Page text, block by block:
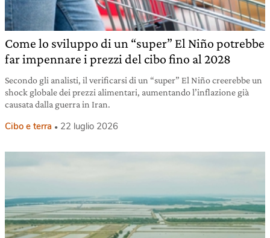
Come lo sviluppo di un “super” El Niño potrebbe
far impennare i prezzi del cibo fino al 2028
Secondo gli analisti, il verificarsi di un “super” El Niño creerebbe un
shock globale dei prezzi alimentari, aumentando l’inflazione già
causata dalla guerra in Iran.
Cibo e terra 22 luglio 2026